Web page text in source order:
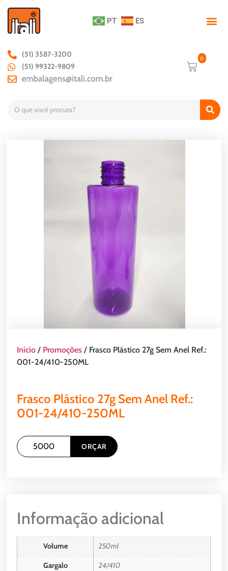
PT ES
(51) 3587-3200
(51) 99322-9809
Início / Promoções / Frasco Plástico 27g Sem Anel Ref.:
001-24/410-250ML
Frasco Plástico 27g Sem Anel Ref.:
001-24/410-250ML
ORÇAR
Informação adicional
Volume 250ml
Gargalo 24/410